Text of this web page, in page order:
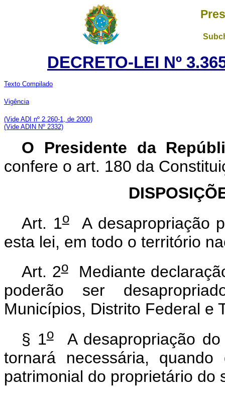
DECRETO-LEI Nº
Texto Compilado
Vigência
(Vide ADI nº 2.260-1, de 2000)
(Vide ADIN Nº 2332)
O Presidente da
confere o art. 180 da
Art. 1oA desapropriação
esta lei, em todo o território
Art. 2oMediante
poderão ser
Municípios, Distrito Federal e
§ 1oA desapropriação do
tornará necessária,
patrimonial do proprietário do